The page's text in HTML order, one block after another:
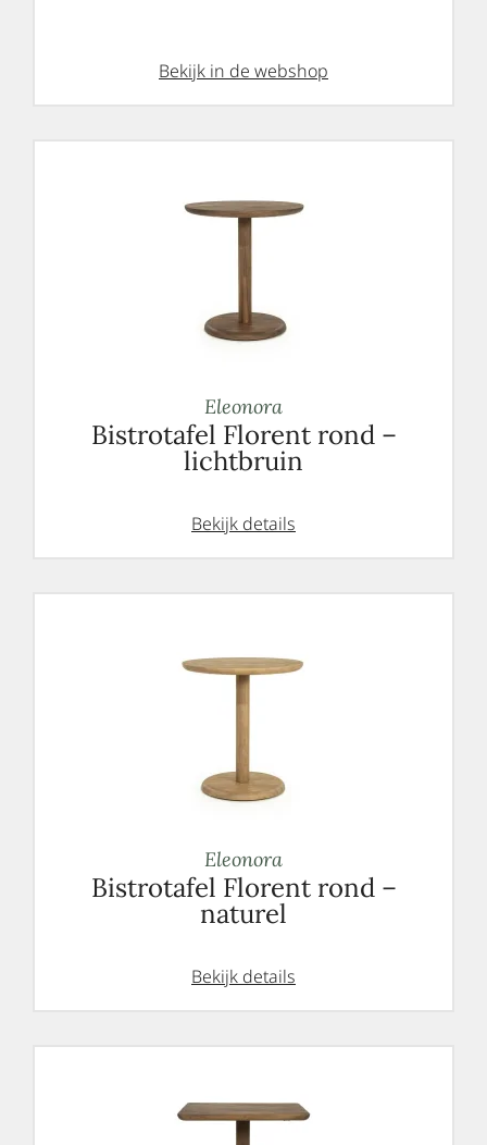
Bekijk in de webshop
Eleonora
Bistrotafel Florent rond –
lichtbruin
Bekijk details
Eleonora
Bistrotafel Florent rond –
naturel
Bekijk details